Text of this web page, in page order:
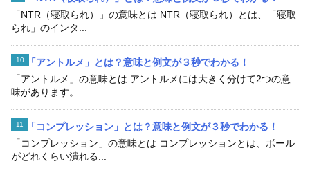
「NTR（寝取られ）」の意味とは NTR（寝取られ）とは、「寝取
られ」のインタ...
「アントルメ」とは？意味と例文が３秒でわかる！
「アントルメ」の意味とは アントルメには大きく分けて2つの意
味があります。 ...
「コンプレッション」とは？意味と例文が３秒でわかる！
「コンプレッション」の意味とは コンプレッションとは、ボール
がどれくらい潰れる...